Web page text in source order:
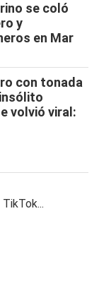
se coló
y
en Mar
con tonada
volvió viral: